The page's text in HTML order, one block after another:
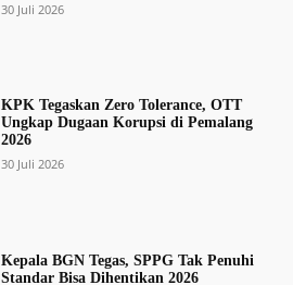
30 Juli 2026
KPK Tegaskan Zero Tolerance, OTT
Ungkap Dugaan Korupsi di Pemalang
2026
30 Juli 2026
Kepala BGN Tegas, SPPG Tak Penuhi
Standar Bisa Dihentikan 2026